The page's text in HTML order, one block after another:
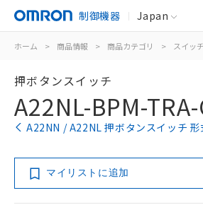
制御機器 Japan
ホーム > 商品情報 > 商品カテゴリ > スイッチ
押ボタンスイッチ
A22NL-BPM-
A22NN / A22NL 押ボタンスイッチ
マイリストに追加